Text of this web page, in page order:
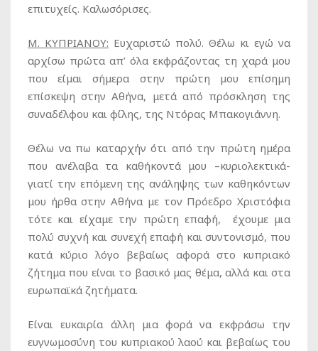
επιτυχείς. Καλωσόρισες.
Μ. ΚΥΠΡΙΑΝΟΥ: Ευχαριστώ πολύ. Θέλω κι εγώ να
αρχίσω πρώτα απ’ όλα εκφράζοντας τη χαρά μου
που είμαι σήμερα στην πρώτη μου επίσημη
επίσκεψη στην Αθήνα, μετά από πρόσκληση της
συναδέλφου και φίλης, της Ντόρας Μπακογιάννη.
Θέλω να πω καταρχήν ότι από την πρώτη ημέρα
που ανέλαβα τα καθήκοντά μου –κυριολεκτικά-
γιατί την επόμενη της ανάληψης των καθηκόντων
μου ήρθα στην Αθήνα με τον Πρόεδρο Χριστόφια
τότε και είχαμε την πρώτη επαφή, έχουμε μια
πολύ συχνή και συνεχή επαφή και συντονισμό, που
κατά κύριο λόγο βεβαίως αφορά στο κυπριακό
ζήτημα που είναι το βασικό μας θέμα, αλλά και στα
ευρωπαϊκά ζητήματα.
Είναι ευκαιρία άλλη μια φορά να εκφράσω την
ευγνωμοσύνη του κυπριακού λαού και βεβαίως του